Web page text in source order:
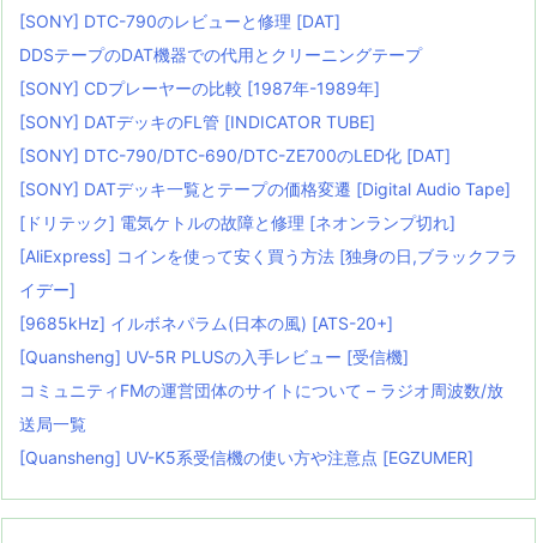
[SONY] DTC-790のレビューと修理 [DAT]
DDSテープのDAT機器での代用とクリーニングテープ
[SONY] CDプレーヤーの比較 [1987年-1989年]
[SONY] DATデッキのFL管 [INDICATOR TUBE]
[SONY] DTC-790/DTC-690/DTC-ZE700のLED化 [DAT]
[SONY] DATデッキ一覧とテープの価格変遷 [Digital Audio Tape]
[ドリテック] 電気ケトルの故障と修理 [ネオンランプ切れ]
[AliExpress] コインを使って安く買う方法 [独身の日,ブラックフラ
イデー]
[9685kHz] イルボネパラム(日本の風) [ATS-20+]
[Quansheng] UV-5R PLUSの入手レビュー [受信機]
コミュニティFMの運営団体のサイトについて – ラジオ周波数/放
送局一覧
[Quansheng] UV-K5系受信機の使い方や注意点 [EGZUMER]